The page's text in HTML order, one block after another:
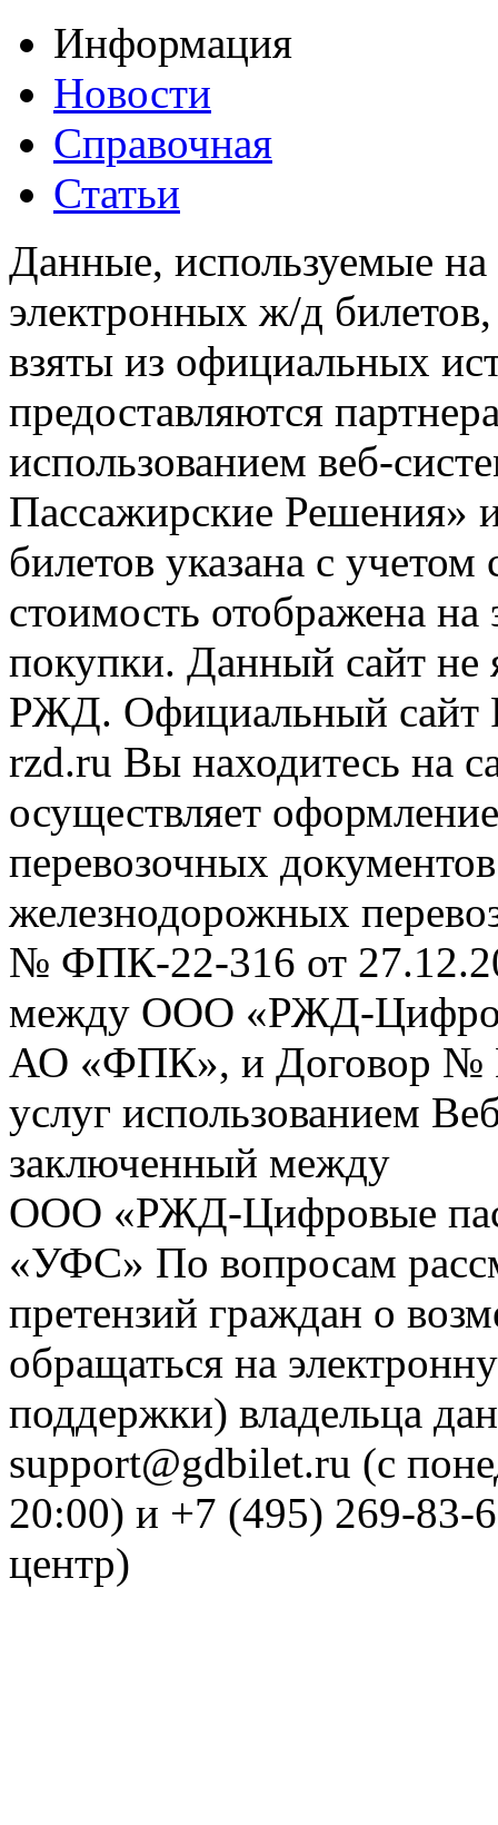
Информация
Новости
Справочная
Статьи
Данные, используемые на
электронных ж/д
взяты из официальных
предоставляются
использованием веб-
Пассажирские
билетов указана с
стоимость отображена
покупки. Данный сайт не
РЖД. Официальный сайт
rzd.ru Вы находитесь на
осуществляет
перевозочных
железнодорожных
№ ФПК-22-316 от
между ООО «РЖД-
АО «ФПК», и Договор №
услуг использованием
заключенный между
ООО «РЖД-Цифровые
«УФС» По вопросам
претензий граждан о
обращаться на
поддержки) владельца
support@gdbilet.ru (с
20:00) и +7 (495) 269-83-
центр)